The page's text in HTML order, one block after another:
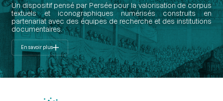
Un dispositif pensé par Persée pour la valorisation de corpus
textuels et iconographiques numérisés construits en
partenariat avec des équipes de recherche et des institutions
documentaires.
En savoir plus